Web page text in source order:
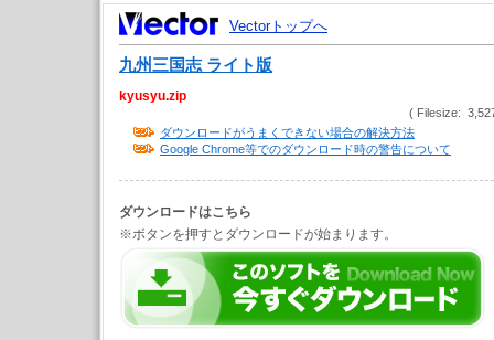
Vectorトップへ
九州三国志 ライト版
kyusyu.zip
( Filesize:
ダウンロードがうまくできない場合の解決方法
Google Chrome等でのダウンロード時の警告について
ダウンロードはこちら
※ボタンを押すとダウンロードが始まります。